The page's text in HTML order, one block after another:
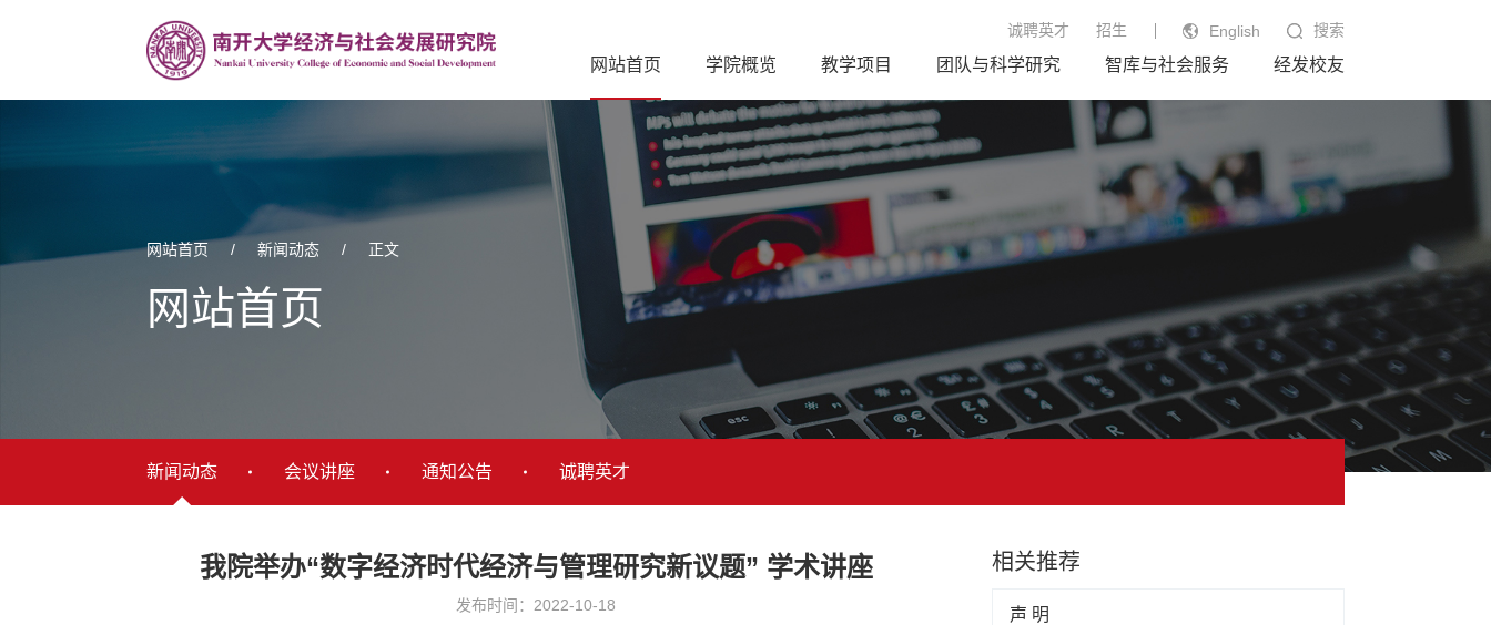
诚聘英才 招生 English 搜索
网站首页 学院概览 教学项目 团队与科学研究 智库与社会服务 经发校友
网站首页 / 新闻动态 / 正文
网站首页
新闻动态 会议讲座 通知公告 诚聘英才
我院举办“数字经济时代经济与管理研究新议题” 学术讲座
发布时间：2022-10-18
相关推荐
声 明